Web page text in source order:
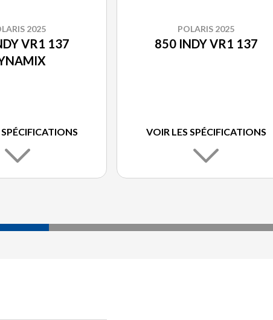
2025
VR1 137
POLARIS 2025
850 INDY VR1 137
VOIR LES SPÉCIFICATIONS